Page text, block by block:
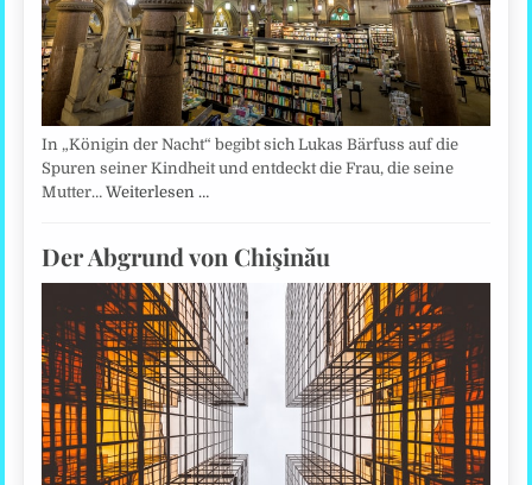
In „Königin der Nacht“ begibt sich Lukas Bärfuss auf die
Spuren seiner Kindheit und entdeckt die Frau, die seine
Mutter…Weiterlesen …
Der Abgrund von Chişinău